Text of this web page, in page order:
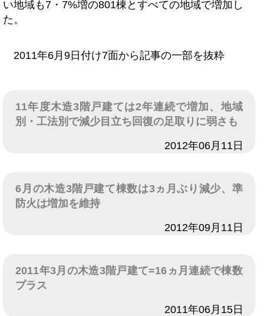
い地域も7・7%増の801棟とすべての地域で増加し
た。
2011年6月9日付け7面から記事の一部を抜粋
11年度木造3階戸建ては2年連続で増加、地域
別・工法別で減少目立ち回復の足取りに弱さも
2012年06月11日
6月の木造3階戸建て棟数は3ヵ月ぶり減少、準
防火は増加を維持
2012年09月11日
2011年3月の木造3階戸建て=16ヵ月連続で棟数
プラス
2011年06月15日